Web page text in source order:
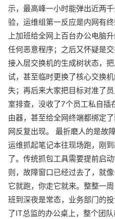
示，最高峰一小时能弹出近两
验，运维组第一反应是内网有
上加班给全网上百台办公电脑
任何恶意程序；之后又怀疑是
接入层交换机的生成树状态，
试，甚至临时更换了核心交换
失；再后来大家把目标对准了
室排查，没收了7个员工私自
由器，甚至给全网终端都绑定
网反复出现。 最折磨人的是故
运维抓起笔记本往现场跑，刚
了。传统抓包工具需要提前启
则，故障窗口已经过去了，就
它就跑，你走它就来。整整一
班到深夜是常态，业务部门的
了IT总监的办公桌上，整个团队